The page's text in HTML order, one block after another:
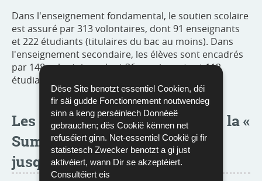
Dëse Site benotzt essentiel Cookien, déi
fir säi gudde Fonctionnement noutwendeg
sinn a keng perséinlech Donnéeë
gebrauchen; dës Cookië kënnen net
refuséiert ginn. Net-essentiel Cookië gi fir
statistesch Zwecker benotzt a gi just
aktivéiert, wann Dir se akzeptéiert.
Consultéiert eis
Dans l'enseignement fondamental, le soutien scolaire
est assuré par 313 volontaires, dont 91 enseignants
et 222 étudiants (titulaires du bac au moins). Dans
l'enseignement secondaire, les élèves sont encadrés
par 148 volontaires, dont 36 enseignants et 112
étudiants (titulaires du bac au moins).
Les dossiers thématiques pour la «
Summerschool» disponibles
jusqu’au 15 septembre